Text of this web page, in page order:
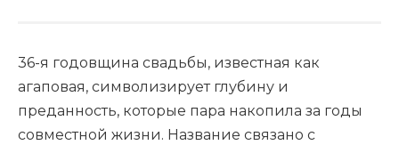
36-я годовщина свадьбы, известная как
агаповая, символизирует глубину и
преданность, которые пара накопила за годы
совместной жизни. Название связано с